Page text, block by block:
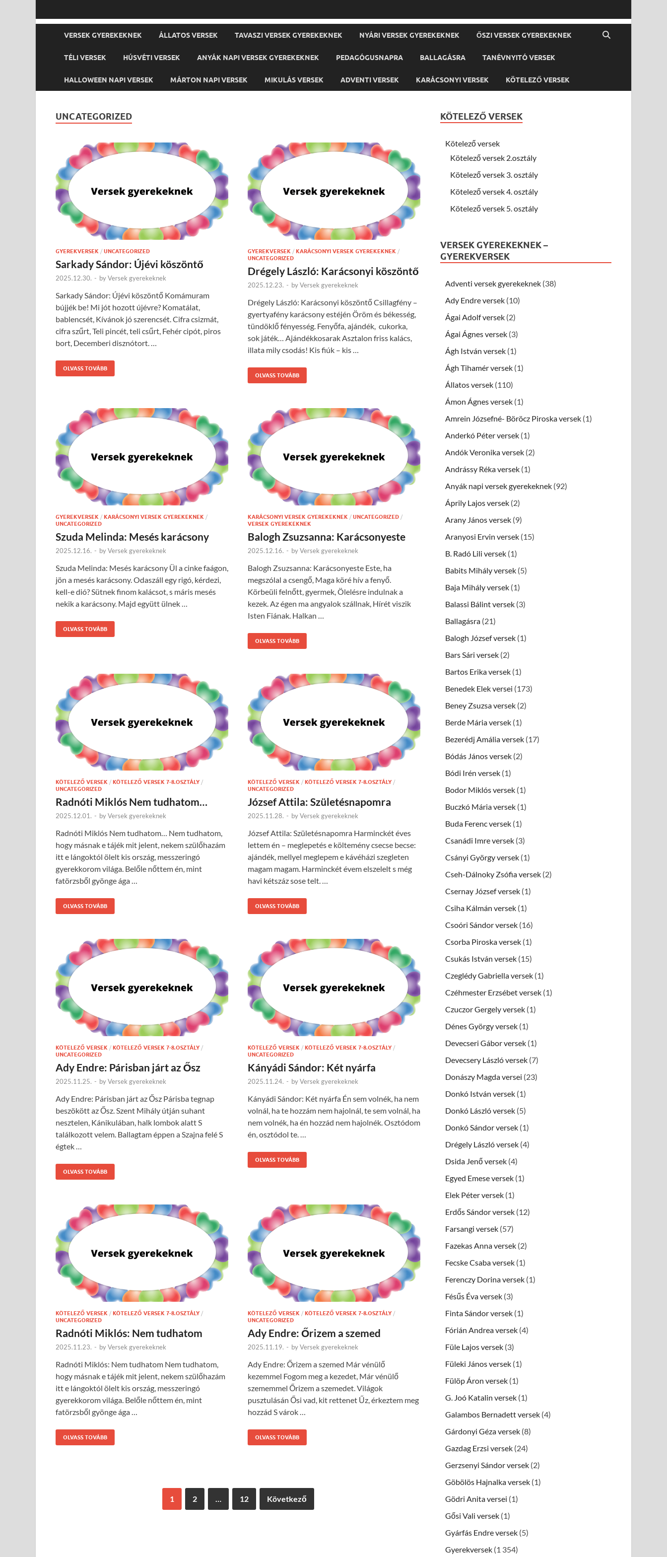
VERSEK GYEREKEKNEK ÁLLATOS VERSEK TAVASZI VERSEK GYEREKEKNEK NYÁRI VERSEK GYEREKEKNEK ŐSZI VERSEK GYEREKEKNEK
TÉLI VERSEK HÚSVÉTI VERSEK ANYÁK NAPI VERSEK GYEREKEKNEK PEDAGÓGUSNAPRA BALLAGÁSRA TANÉVNYITÓ VERSEK
HALLOWEEN NAPI VERSEK MÁRTON NAPI VERSEK MIKULÁS VERSEK ADVENTI VERSEK KARÁCSONYI VERSEK KÖTELEZŐ VERSEK
UNCATEGORIZED
GYEREKVERSEK / UNCATEGORIZED
Sarkady Sándor: Újévi köszöntő
2025.12.30. - byVersek gyerekeknek
Sarkady Sándor: Újévi köszöntő Komámuram
bújjék be! Mi jót hozott újévre? Komatálat,
bablencsét, Kívánok jó szerencsét. Cifra csizmát,
cifra szűrt, Teli pincét, teli csűrt, Fehér cipót, piros
bort, Decemberi disznótort. …
OLVASS TOVÁBB
GYEREKVERSEK / KARÁCSONYI VERSEK GYEREKEKNEK /
UNCATEGORIZED
Drégely László: Karácsonyi köszöntő
2025.12.23. - byVersek gyerekeknek
Drégely László: Karácsonyi köszöntő Csillagfény –
gyertyafény karácsony estéjén Öröm és békesség,
tündöklő fényesség. Fenyőfa, ajándék, cukorka,
sok játék… Ajándékkosarak Asztalon friss kalács,
illata mily csodás! Kis fiúk – kis …
OLVASS TOVÁBB
GYEREKVERSEK / KARÁCSONYI VERSEK GYEREKEKNEK /
UNCATEGORIZED
Szuda Melinda: Mesés karácsony
2025.12.16. - byVersek gyerekeknek
Szuda Melinda: Mesés karácsony Ül a cinke faágon,
jön a mesés karácsony. Odaszáll egy rigó, kérdezi,
kell-e dió? Sütnek finom kalácsot, s máris mesés
nekik a karácsony. Majd együtt ülnek …
OLVASS TOVÁBB
KARÁCSONYI VERSEK GYEREKEKNEK / UNCATEGORIZED /
VERSEK GYEREKEKNEK
Balogh Zsuzsanna: Karácsonyeste
2025.12.16. - byVersek gyerekeknek
Balogh Zsuzsanna: Karácsonyeste Este, ha
megszólal a csengő, Maga köré hív a fenyő.
Körbeüli felnőtt, gyermek, Ölelésre indulnak a
kezek. Az égen ma angyalok szállnak, Hírét viszik
Isten Fiának. Halkan …
OLVASS TOVÁBB
KÖTELEZŐ VERSEK / KÖTELEZŐ VERSEK 7-8.OSZTÁLY /
UNCATEGORIZED
Radnóti Miklós Nem tudhatom…
2025.12.01. - byVersek gyerekeknek
Radnóti Miklós Nem tudhatom… Nem tudhatom,
hogy másnak e tájék mit jelent, nekem szülőhazám
itt e lángoktól ölelt kis ország, messzeringó
gyerekkorom világa. Belőle nőttem én, mint
fatörzsből gyönge ága …
OLVASS TOVÁBB
KÖTELEZŐ VERSEK / KÖTELEZŐ VERSEK 7-8.OSZTÁLY /
UNCATEGORIZED
József Attila: Születésnapomra
2025.11.28. - byVersek gyerekeknek
József Attila: Születésnapomra Harminckét éves
lettem én – meglepetés e költemény csecse becse:
ajándék, mellyel meglepem e kávéházi szegleten
magam magam. Harminckét évem elszelelt s még
havi kétszáz sose telt. …
OLVASS TOVÁBB
KÖTELEZŐ VERSEK / KÖTELEZŐ VERSEK 7-8.OSZTÁLY /
UNCATEGORIZED
Ady Endre: Párisban járt az Ősz
2025.11.25. - byVersek gyerekeknek
Ady Endre: Párisban járt az Ősz Párisba tegnap
beszökött az Ősz. Szent Mihály útján suhant
nesztelen, Kánikulában, halk lombok alatt S
találkozott velem. Ballagtam éppen a Szajna felé S
égtek …
OLVASS TOVÁBB
KÖTELEZŐ VERSEK / KÖTELEZŐ VERSEK 7-8.OSZTÁLY /
UNCATEGORIZED
Kányádi Sándor: Két nyárfa
2025.11.24. - byVersek gyerekeknek
Kányádi Sándor: Két nyárfa Én sem volnék, ha nem
volnál, ha te hozzám nem hajolnál, te sem volnál, ha
nem volnék, ha én hozzád nem hajolnék. Osztódom
én, osztódol te. …
OLVASS TOVÁBB
KÖTELEZŐ VERSEK / KÖTELEZŐ VERSEK 7-8.OSZTÁLY /
UNCATEGORIZED
Radnóti Miklós: Nem tudhatom
2025.11.23. - byVersek gyerekeknek
Radnóti Miklós: Nem tudhatom Nem tudhatom,
hogy másnak e tájék mit jelent, nekem szülőhazám
itt e lángoktól ölelt kis ország, messzeringó
gyerekkorom világa. Belőle nőttem én, mint
fatörzsből gyönge ága …
OLVASS TOVÁBB
KÖTELEZŐ VERSEK / KÖTELEZŐ VERSEK 7-8.OSZTÁLY /
UNCATEGORIZED
Ady Endre: Őrizem a szemed
2025.11.19. - byVersek gyerekeknek
Ady Endre: Őrizem a szemed Már vénülő
kezemmel Fogom meg a kezedet, Már vénülő
szememmel Őrizem a szemedet. Világok
pusztulásán Ősi vad, kit rettenet Űz, érkeztem meg
hozzád S várok …
OLVASS TOVÁBB
1 2 12 Következő
KÖTELEZŐ VERSEK
Kötelező versek
Kötelező versek 2.osztály
Kötelező versek 3. osztály
Kötelező versek 4. osztály
Kötelező versek 5. osztály
VERSEK GYEREKEKNEK –
GYEREKVERSEK
Adventi versek gyerekeknek (38)
Ady Endre versek (10)
Ágai Adolf versek (2)
Ágai Ágnes versek (3)
Ágh István versek (1)
Ágh Tihamér versek (1)
Állatos versek (110)
Ámon Ágnes versek (1)
Amrein Józsefné- Böröcz Piroska versek (1)
Anderkó Péter versek (1)
Andók Veronika versek (2)
Andrássy Réka versek (1)
Anyák napi versek gyerekeknek (92)
Áprily Lajos versek (2)
Arany János versek (9)
Aranyosi Ervin versek (15)
B. Radó Lili versek (1)
Babits Mihály versek (5)
Baja Mihály versek (1)
Balassi Bálint versek (3)
Ballagásra (21)
Balogh József versek (1)
Bars Sári versek (2)
Bartos Erika versek (1)
Benedek Elek versei (173)
Beney Zsuzsa versek (2)
Berde Mária versek (1)
Bezerédj Amália versek (17)
Bódás János versek (2)
Bódi Irén versek (1)
Bodor Miklós versek (1)
Buczkó Mária versek (1)
Buda Ferenc versek (1)
Csanádi Imre versek (3)
Csányi György versek (1)
Cseh-Dálnoky Zsófia versek (2)
Csernay József versek (1)
Csiha Kálmán versek (1)
Csoóri Sándor versek (16)
Csorba Piroska versek (1)
Csukás István versek (15)
Czeglédy Gabriella versek (1)
Czéhmester Erzsébet versek (1)
Czuczor Gergely versek (1)
Dénes György versek (1)
Devecseri Gábor versek (1)
Devecsery László versek (7)
Donászy Magda versei (23)
Donkó István versek (1)
Donkó László versek (5)
Donkó Sándor versek (1)
Drégely László versek (4)
Dsida Jenő versek (4)
Egyed Emese versek (1)
Elek Péter versek (1)
Erdős Sándor versek (12)
Farsangi versek (57)
Fazekas Anna versek (2)
Fecske Csaba versek (1)
Ferenczy Dorina versek (1)
Fésűs Éva versek (3)
Finta Sándor versek (1)
Fórián Andrea versek (4)
Füle Lajos versek (3)
Füleki János versek (1)
Fülöp Áron versek (1)
G. Joó Katalin versek (1)
Galambos Bernadett versek (4)
Gárdonyi Géza versek (8)
Gazdag Erzsi versek (24)
Gerzsenyi Sándor versek (2)
Göbölös Hajnalka versek (1)
Gödri Anita versei (1)
Gősi Vali versek (1)
Gyárfás Endre versek (5)
Gyerekversek (1 354)